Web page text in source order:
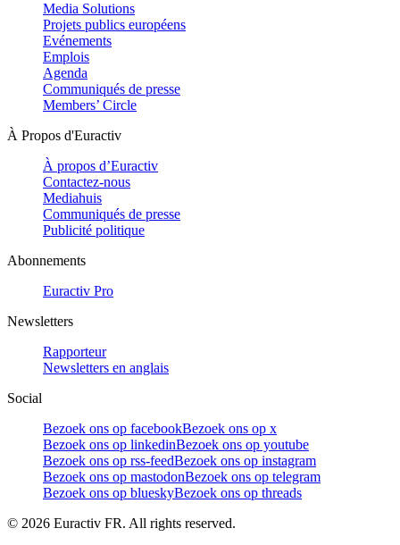
Media Solutions
Projets publics européens
Evénements
Emplois
Agenda
Communiqués de presse
Members’ Circle
À Propos d'Euractiv
À propos d’Euractiv
Contactez-nous
Mediahuis
Communiqués de presse
Publicité politique
Abonnements
Euractiv Pro
Newsletters
Rapporteur
Newsletters en anglais
Social
Bezoek ons op facebookBezoek ons op x
Bezoek ons op linkedinBezoek ons op youtube
Bezoek ons op rss-feedBezoek ons op instagram
Bezoek ons op mastodonBezoek ons op telegram
Bezoek ons op blueskyBezoek ons op threads
© 2026 Euractiv FR. All rights reserved.